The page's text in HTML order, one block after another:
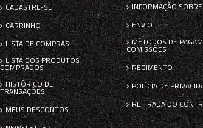
CADASTRE-SE
CARRINHO
LISTA DE COMPRAS
LISTA DOS PRODUTOS
COMPRADOS
HISTÓRICO DE
TRANSAÇÕES
MEUS DESCONTOS
INFORMAÇÃO
ENVIO
MÉTODOS DE
COMISSÕES
REGIMENTO
POLÍCIA DE
RETIRADA DO